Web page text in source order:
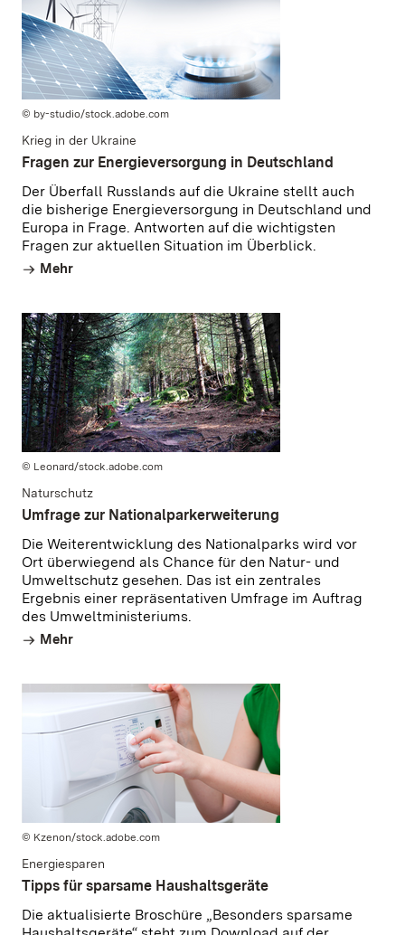
© by-studio/stock.adobe.com
Krieg in der Ukraine
Fragen zur Energieversorgung in Deutschland
Der Überfall Russlands auf die Ukraine stellt auch
die bisherige Energieversorgung in Deutschland und
Europa in Frage. Antworten auf die wichtigsten
Fragen zur aktuellen Situation im Überblick.
Mehr
© Leonard/stock.adobe.com
Naturschutz
Umfrage zur Nationalparkerweiterung
Die Weiterentwicklung des Nationalparks wird vor
Ort überwiegend als Chance für den Natur- und
Umweltschutz gesehen. Das ist ein zentrales
Ergebnis einer repräsentativen Umfrage im Auftrag
des Umweltministeriums.
Mehr
© Kzenon/stock.adobe.com
Energiesparen
Tipps für sparsame Haushaltsgeräte
Die aktualisierte Broschüre „Besonders sparsame